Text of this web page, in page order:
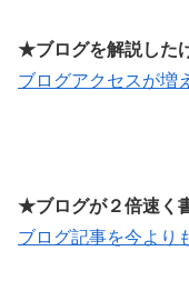
★ブログを解説した
ブログアクセスが増
★ブログが２倍速く
ブログ記事を今より